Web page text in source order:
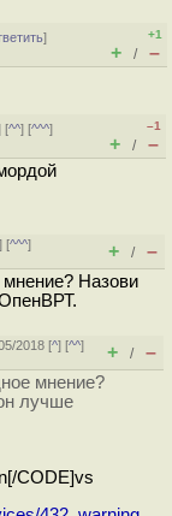
]
+1
+ / –
[^^] [^^^]
–1
+ / –
] [^^^]
+ / –
мнение? Назови
2018 [^] [^^]
+ / –
мнение?
лучше
CODE]vs